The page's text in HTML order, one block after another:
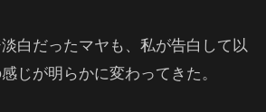
白だったマヤも、私が告白して以
じが明らかに変わってきた。